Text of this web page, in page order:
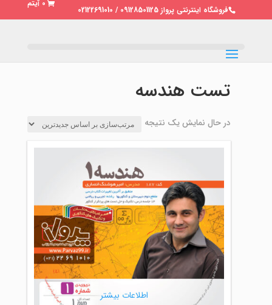
فروشگاه اینترنتی پرواز 09128501125 / 02122691010
0 آیتم
تست هندسه
در حال نمایش یک نتیجه
اطلاعات بیشتر